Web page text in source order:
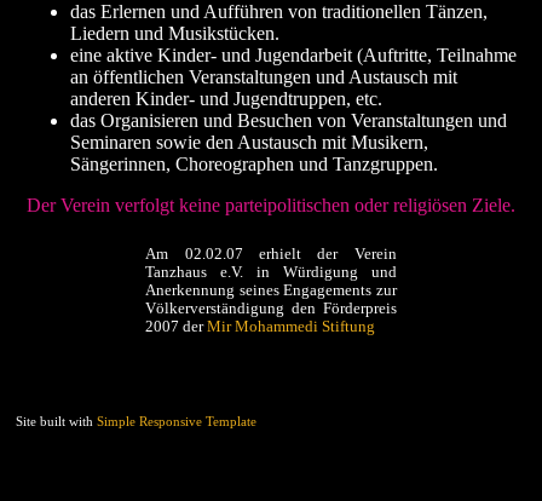
das Erlernen und Aufführen von traditionellen Tänzen,
Liedern und Musikstücken.
eine aktive Kinder- und Jugendarbeit (Auftritte, Teilnahme
an öffentlichen Veranstaltungen und Austausch mit
anderen Kinder- und Jugendtruppen, etc.
das Organisieren und Besuchen von Veranstaltungen und
Seminaren sowie den Austausch mit Musikern,
Sängerinnen, Choreographen und Tanzgruppen.
Der Verein verfolgt keine parteipolitischen oder religiösen Ziele.
Am 02.02.07 erhielt der Verein
Tanzhaus e.V. in Würdigung und
Anerkennung seines Engagements zur
Völkerverständigung den Förderpreis
2007 derMir Mohammedi Stiftung
Site built with Simple Responsive Template